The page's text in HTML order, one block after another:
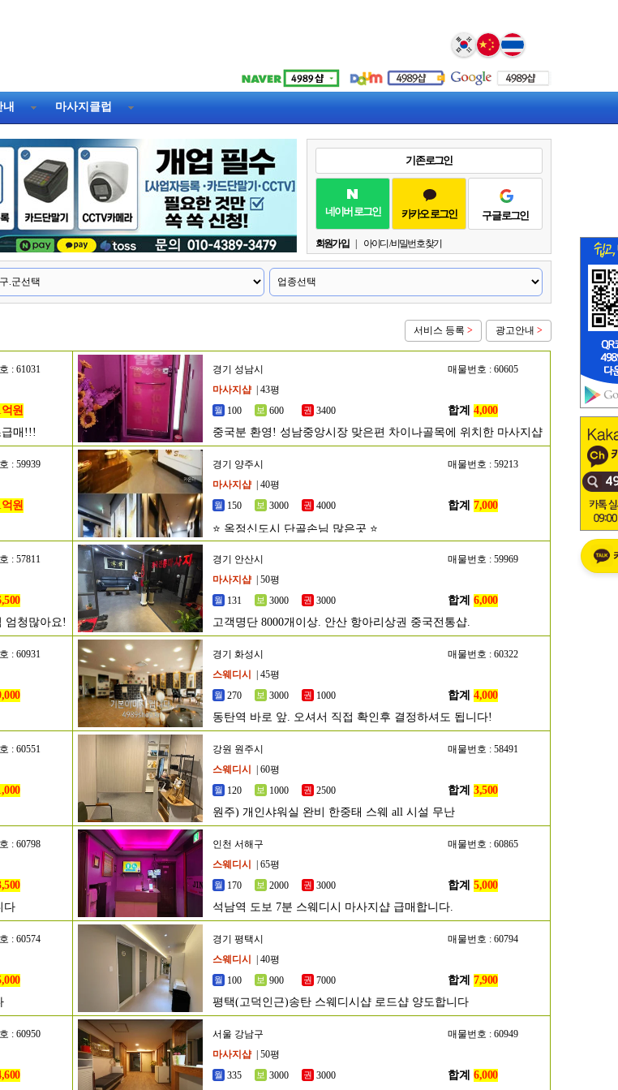
Select Language ▼
마사지클럽
기존 로그인
네이버 로그인 카카오 로그인 구글 로그인
회원가입 아이디 / 비밀번호 찾기
광고안내 >
서비스 등록 >
: 61031
억원
급매!!!
경기 성남시
매물번호 : 60605
마사지샵
| 43평
100
600 3400 합계 4,000
중국분 환영! 성남중앙시장 맞은편 차이나골목에 위치한 마사지샵
: 59939
억원
경기 양주시
매물번호 : 59213
마사지샵
| 40평
150
3000 4000 합계 7,000
⭐ 옥정신도시 단골손님 많은곳 ⭐
: 57811
엄청많아요!
경기 안산시
매물번호 : 59969
마사지샵
| 50평
131
3000 3000 합계 6,000
고객명단 8000개이상. 안산 항아리상권 중국전통샵.
: 60931
경기 화성시
매물번호 : 60322
스웨디시
| 45평
270
3000 1000 합계 4,000
동탄역 바로 앞. 오셔서 직접 확인후 결정하셔도 됩니다!
: 60551
강원 원주시
매물번호 : 58491
스웨디시
| 60평
120
1000 2500 합계 3,500
원주) 개인샤워실 완비 한중태 스웨 all 시설 무난
: 60798
다
인천 서해구
매물번호 : 60865
스웨디시
| 65평
170
2000 3000 합계 5,000
석남역 도보 7분 스웨디시 마사지샵 급매합니다.
: 60574
경기 평택시
매물번호 : 60794
스웨디시
| 40평
100
900 7000 합계 7,900
평택(고덕인근)송탄 스웨디시샵 로드샵 양도합니다
: 60950
서울 강남구
매물번호 : 60949
마사지샵
| 50평
335
3000 3000 합계 6,000